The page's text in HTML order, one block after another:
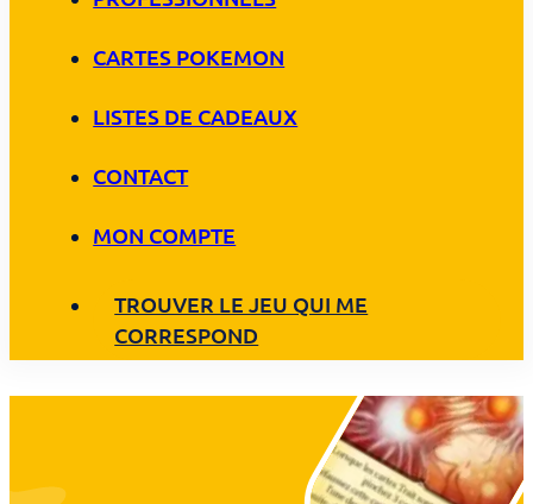
CARTES POKEMON
LISTES DE CADEAUX
CONTACT
MON COMPTE
TROUVER LE JEU QUI ME
CORRESPOND